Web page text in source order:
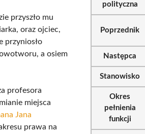
przyszło mu
oraz ojciec,
przyniosło
a osiem
profesora
miejsca
Jana
prawa na
polityczna
Poprzednik
Następca
Stanowisko
Okres
pełnienia
funkcji